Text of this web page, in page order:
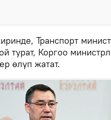
Транспорт
турат, Коргоо
өлүп жатат.